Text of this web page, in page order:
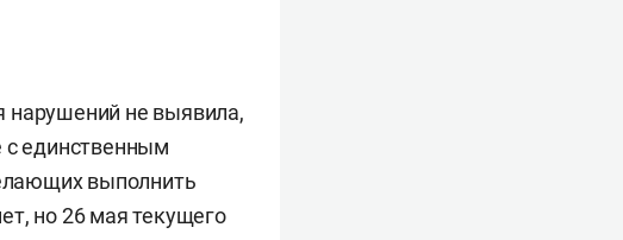
нарушений не выявила,
с единственным
выполнить
но 26 мая текущего